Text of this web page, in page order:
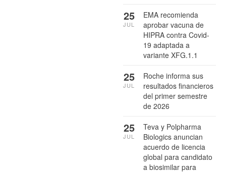
EMA recomienda
aprobar vacuna de
HIPRA contra Covid-
19 adaptada a
variante XFG.1.1
25
JUL
Roche informa sus
resultados financieros
del primer semestre
de 2026
25
JUL
Teva y Polpharma
Biologics anuncian
acuerdo de licencia
global para candidato
a biosimilar para
25
JUL